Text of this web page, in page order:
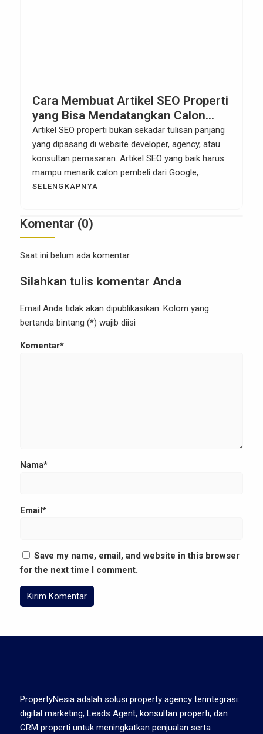
Cara Membuat Artikel SEO Properti
yang Bisa Mendatangkan Calon
Buyer
Artikel SEO properti bukan sekadar tulisan panjang
yang dipasang di website developer, agency, atau
konsultan pemasaran. Artikel SEO yang baik harus
mampu menarik calon pembeli dari Google,
menjawab pertanyaan mereka, membangun
kepercayaan, lalu mengarahkan mereka untuk
simulasi KPR, atau menjadwalkan survei lokasi.
[…]
SELENGKAPNYA
Komentar (0)
Saat ini belum ada komentar
Silahkan tulis komentar Anda
Email Anda tidak akan dipublikasikan. Kolom yang
bertanda bintang (*) wajib diisi
Komentar*
Nama*
Email*
Save my name, email, and website in this browser
for the next time I comment.
PropertyNesia adalah solusi property agency terintegrasi:
digital marketing, Leads Agent, konsultan properti, dan
CRM properti untuk meningkatkan penjualan serta